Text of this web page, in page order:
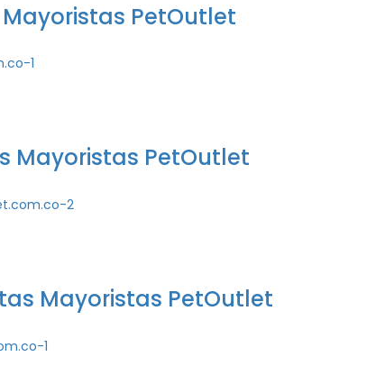
PetOutlet
Mayoristas PetOutlet
Mayoristas PetOutlet